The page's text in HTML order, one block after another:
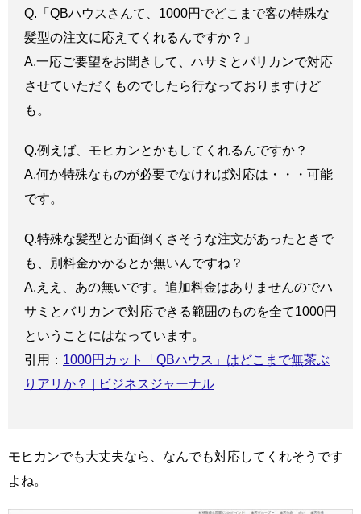
Q.「QBハウスさんて、1000円でどこまで客の特殊な
髪型の注文に応えてくれるんですか？」
A.一応ご要望をお聞きして、ハサミとバリカンで対応
させていただくものでしたら行なっておりますけど
も。
Q.例えば、モヒカンとかもしてくれるんですか？
A.何か特殊なものが必要でなければ対応は・・・可能
です。
Q.特殊な髪型とか面倒くさそうな注文があったときで
も、別料金かかるとか無いんですね？
A.ええ、あの無いです。追加料金はありませんのでハ
サミとバリカンで対応できる範囲のものを全て1000円
ということにはなっています。
引用： 1000円カット「QBハウス」はどこまで無茶ぶ
りアリか？ | ビジネスジャーナル
モヒカンでも大丈夫なら、なんでも対応してくれそうです
よね。